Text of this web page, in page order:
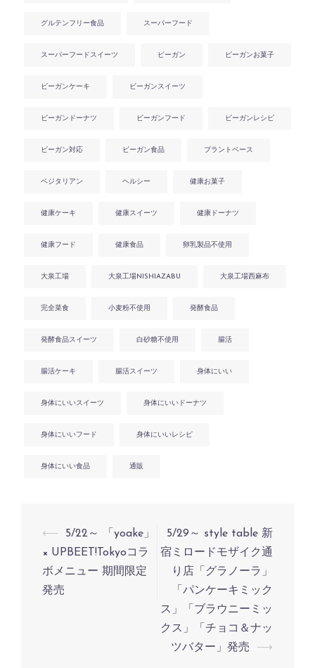
グルテンフリー食品 スーパーフード
スーパーフードスイーツ ビーガン ビーガンお菓子
ビーガンケーキ ビーガンスイーツ
ビーガンドーナツ ビーガンフード ビーガンレシピ
ビーガン対応 ビーガン食品 プラントベース
ベジタリアン ヘルシー 健康お菓子
健康ケーキ 健康スイーツ 健康ドーナツ
健康フード 健康食品 卵乳製品不使用
大泉工場 大泉工場NISHIAZABU 大泉工場西麻布
完全菜食 小麦粉不使用 発酵食品
発酵食品スイーツ 白砂糖不使用 腸活
腸活ケーキ 腸活スイーツ 身体にいい
身体にいいスイーツ 身体にいいドーナツ
身体にいいフード 身体にいいレシピ
身体にいい食品 通販
投
稿
ナ
ビ
⟵
5/22～ 「yoake」
× UPBEET!Tokyoコラ
ボメニュー 期間限定
発売
5/29～ style table 新
宿ミロードモザイク通
り店「グラノーラ」
「パンケーキミック
ス」「ブラウニーミッ
クス」「チョコ＆ナッ
ツバター」発売
⟶